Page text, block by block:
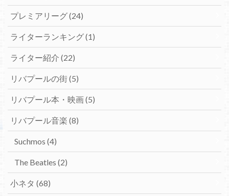
プレミアリーグ(24)
ライターランキング(1)
ライター紹介 (22)
リバプールの街(5)
リバプール本・映画(5)
リバプール音楽 (8)
Suchmos (4)
The Beatles (2)
小ネタ (68)